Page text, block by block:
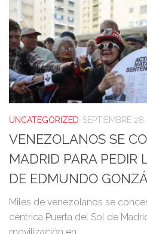
UNCATEGORIZED SEPTIEMBRE
VENEZOLANOS SE
MADRID PARA PEDIR
DE EDMUNDO
Miles de venezolanos se
céntrica Puerta del Sol de